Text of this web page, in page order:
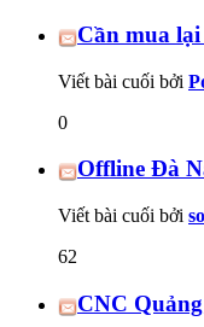
Cần mua
Viết bài cuối bởi
0
Offline Đà
Viết bài cuối bởi
62
CNC